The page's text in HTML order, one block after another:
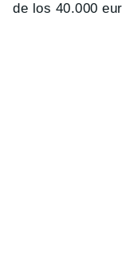
de los 40.000